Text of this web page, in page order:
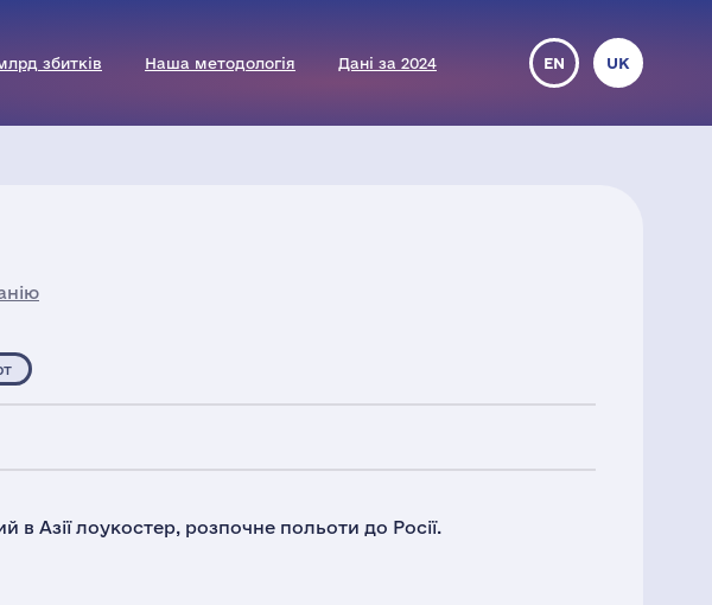
збитків Наша методологія Дані за 2024 EN UK
в Азії лоукостер, розпочне польоти до Росії.